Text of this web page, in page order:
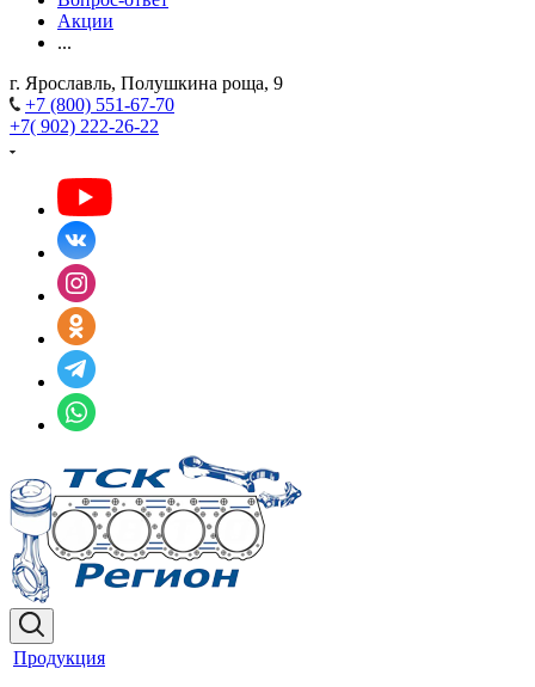
Акции
...
г. Ярославль, Полушкина роща, 9
+7 (800) 551-67-70
+7( 902) 222-26-22
Продукция